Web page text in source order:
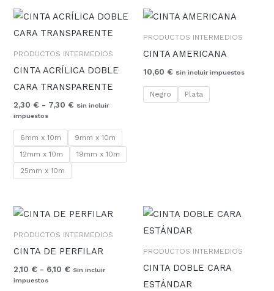
PRODUCTOS INTERMEDIOS
CINTA ACRÍLICA DOBLE
CARA TRANSPARENTE
2,30 € - 7,30 €
Rango
precios:
2,30 €
hasta
7,30 €
Sin incluir
impuestos
6mm x 10m
9mm x 10m
12mm x 10m
19mm x 10m
25mm x 10m
PRODUCTOS INTERMEDIOS
CINTA AMERICANA
10,60 € Sin incluir impuestos
Negro Plata
PRODUCTOS INTERMEDIOS
CINTA DE PERFILAR
2,10 € - 6,10 €
Rango
precios:
2,10 €
6,10 €
Sin incluir
impuestos
PRODUCTOS INTERMEDIOS
CINTA DOBLE CARA
ESTÁNDAR
Rango
1,75 €
hasta
5,70 €